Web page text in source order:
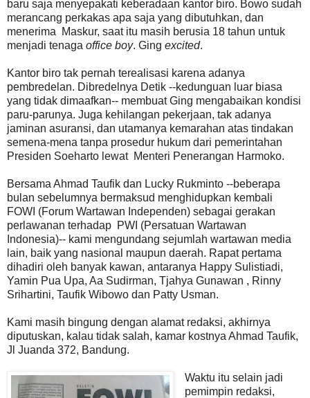
baru saja menyepakati keberadaan kantor biro. Bowo sudah
merancang perkakas apa saja yang dibutuhkan, dan
menerima Maskur, saat itu masih berusia 18 tahun untuk
menjadi tenaga office boy. Ging excited.
Kantor biro tak pernah terealisasi karena adanya
pembredelan. Dibredelnya Detik --kedunguan luar biasa
yang tidak dimaafkan-- membuat Ging mengabaikan kondisi
paru-parunya. Juga kehilangan pekerjaan, tak adanya
jaminan asuransi, dan utamanya kemarahan atas tindakan
semena-mena tanpa prosedur hukum dari pemerintahan
Presiden Soeharto lewat Menteri Penerangan Harmoko.
Bersama Ahmad Taufik dan Lucky Rukminto --beberapa
bulan sebelumnya bermaksud menghidupkan kembali
FOWI (Forum Wartawan Independen) sebagai gerakan
perlawanan terhadap PWI (Persatuan Wartawan
Indonesia)-- kami mengundang sejumlah wartawan media
lain, baik yang nasional maupun daerah. Rapat pertama
dihadiri oleh banyak kawan, antaranya Happy Sulistiadi,
Yamin Pua Upa, Aa Sudirman, Tjahya Gunawan , Rinny
Srihartini, Taufik Wibowo dan Patty Usman.
Kami masih bingung dengan alamat redaksi, akhirnya
diputuskan, kalau tidak salah, kamar kostnya Ahmad Taufik,
Jl Juanda 372, Bandung.
Waktu itu selain jadi
pemimpin redaksi,